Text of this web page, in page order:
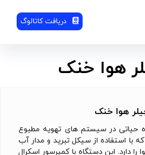
دریافت کاتالوگ
هوا خنک
هوا خنک
حیاتی در سیستم های تهویه مطبوع
استفاده از سیکل تبرید و مدار آب
دارد. این دستگاه با کمپرسور اسکرال